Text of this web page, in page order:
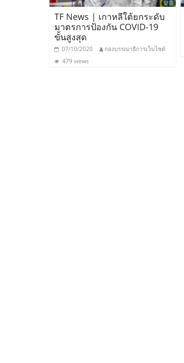
ขา
แฟ
TF News | เกาหลีใต้ยกระดับ
มาตรการป้องกัน COVID-19
ขั้นสูงสุด
07/10/2020
กองบรรณาธิการเว็บไซต์
479 views